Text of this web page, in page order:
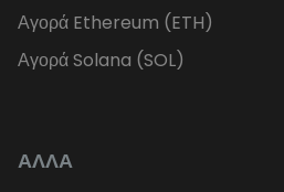
Αγορά Ethereum (ETH)
Αγορά Solana (SOL)
ΑΛΛΑ